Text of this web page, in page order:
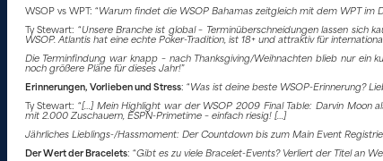
WSOP vs WPT: “Warum findet die WSOP Bahamas zeitgleich mit dem WPT im
Ty Stewart: “Unsere Branche ist global – Terminüberschneidungen lassen sich
WSOP. Atlantis hat eine echte Poker-Tradition, ist 18+ und attraktiv für
Die Terminfindung war knapp – nach Thanksgiving/Weihnachten blieb nur ein
noch größere Pläne für dieses Jahr!”
Erinnerungen, Vorlieben und Stress: “Was ist deine beste WSOP-Erinnerung?
Ty Stewart: “[…] Mein Highlight war der WSOP 2009 Final Table: Darvin Moon
mit 2.000 Zuschauern, ESPN-Primetime – einfach riesig! […]
Jährliches Lieblings-/Hassmoment: Der Countdown bis zum Main Event
Der Wert der Bracelets: “Gibt es zu viele Bracelet-Events? Verliert der Titel an